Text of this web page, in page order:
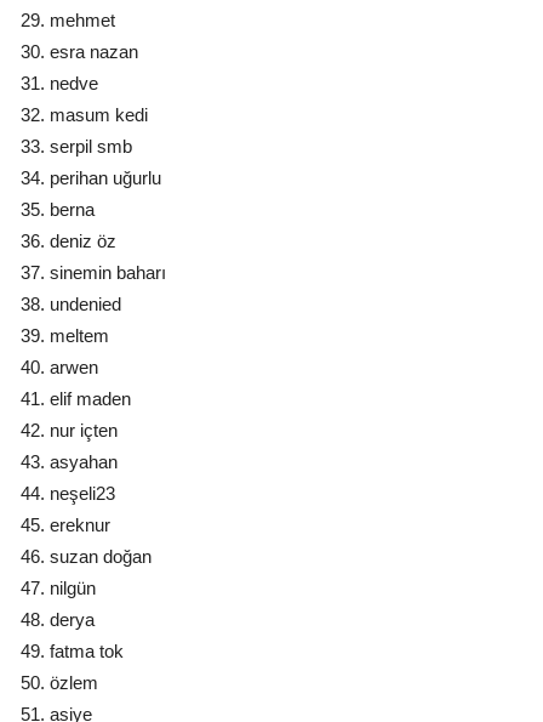
mehmet
esra nazan
nedve
masum kedi
serpil smb
perihan uğurlu
berna
deniz öz
sinemin baharı
undenied
meltem
arwen
elif maden
nur içten
asyahan
neşeli23
ereknur
suzan doğan
nilgün
derya
fatma tok
özlem
asiye